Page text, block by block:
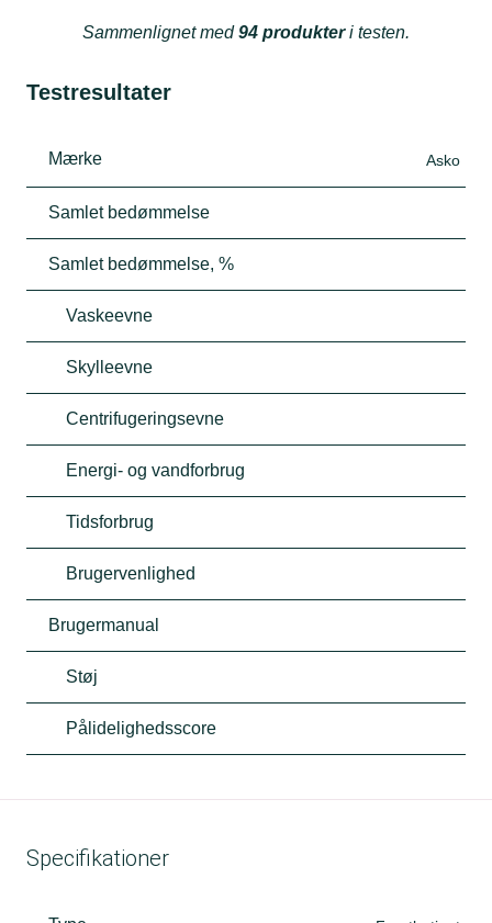
Sammenlignet med94 produkteri testen.
Testresultater
Mærke Asko
Samlet bedømmelse
Samlet bedømmelse, %
Vaskeevne
Skylleevne
Centrifugeringsevne
Energi- og vandforbrug
Tidsforbrug
Brugervenlighed
Brugermanual
Støj
Pålidelighedsscore
Specifikationer